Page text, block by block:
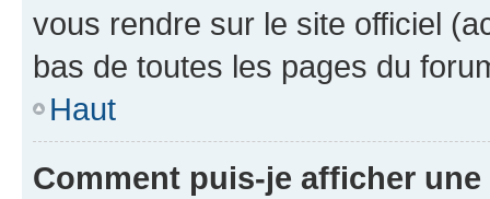
vous rendre sur le site officiel
bas de toutes les pages du
Haut
Comment puis-je afficher